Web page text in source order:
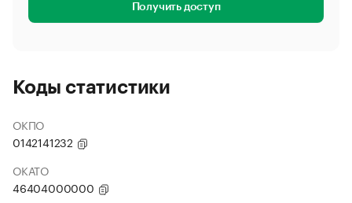
Получить доступ
Коды статистики
ОКПО
0142141232
ОКАТО
46404000000